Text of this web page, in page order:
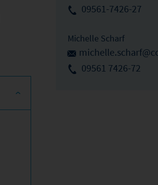
09561-7426-27
Michelle Scharf
09561 7426-72